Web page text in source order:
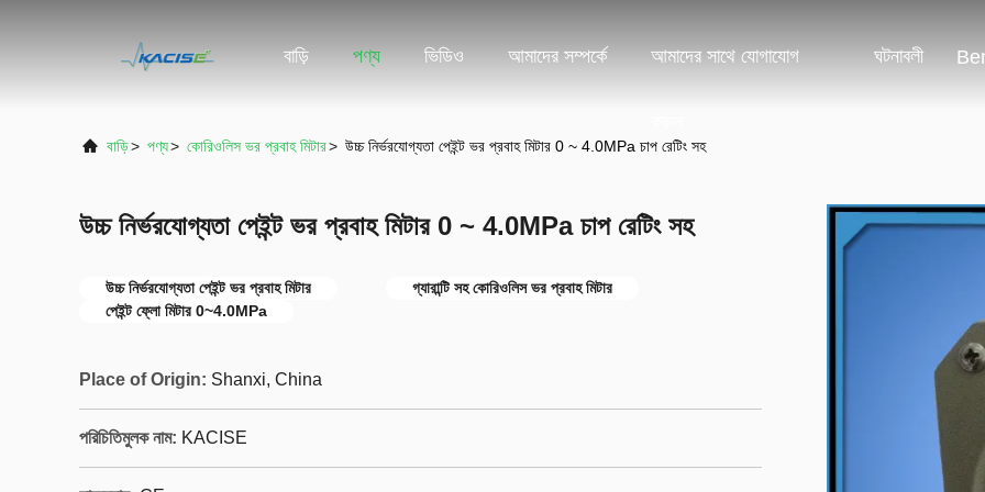
বাড়ি পণ্য ভিডিও আমাদের সম্পর্কে আমাদের সাথে যোগাযোগ ঘটনাবলী
বাড়ি> পণ্য> কোরিওলিস ভর প্রবাহ মিটার> উচ্চ নির্ভরযোগ্যতা পেইন্ট ভর প্রবাহ মিটার 0 ~ 4.0MPa চাপ রেটিং সহ
উচ্চ নির্ভরযোগ্যতা পেইন্ট ভর প্রবাহ মিটার 0 ~ 4.0MPa চাপ রেটিং সহ
উচ্চ নির্ভরযোগ্যতা পেইন্ট ভর প্রবাহ মিটার
গ্যারান্টি সহ কোরিওলিস ভর প্রবাহ মিটার
পেইন্ট ফ্লো মিটার 0~4.0MPa
Place of Origin: Shanxi, China
পরিচিতিমুলক নাম: KACISE